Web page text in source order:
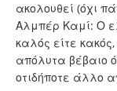
ακολουθεί (όχι
Αλμπέρ Καμί: Ο
καλός είτε
απόλυτα βέβαιο
οτιδήποτε άλλο